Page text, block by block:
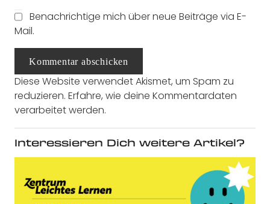
Benachrichtige mich über neue Beiträge via E-
Mail.
Kommentar abschicken
Diese Website verwendet Akismet, um Spam zu
reduzieren. Erfahre, wie deine Kommentardaten
verarbeitet werden.
Interessieren Dich weitere Artikel?